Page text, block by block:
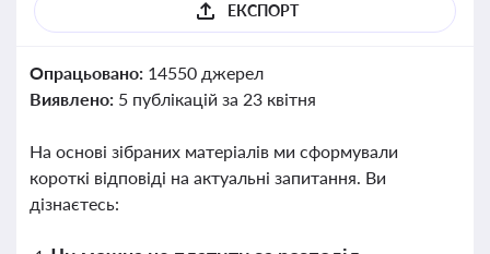
ЕКСПОРТ
Опрацьовано: 14550 джерел
Виявлено: 5 публікацій за 23 квітня
На основі зібраних матеріалів ми сформували
короткі відповіді на актуальні запитання. Ви
дізнаєтесь: